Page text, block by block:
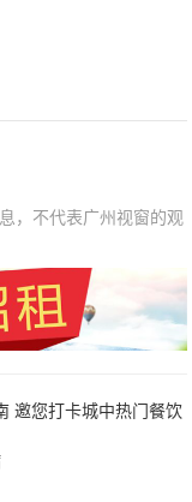
，不代表广州视窗的观
邀您打卡城中热门餐饮